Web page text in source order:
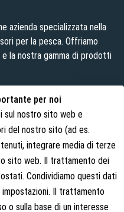
per noi
sul nostro sito web e
del nostro sito (ad es.
integrare media di terze
sito web. Il trattamento dei
Condividiamo questi dati
Il trattamento
o sulla base di un interesse
azienda specializzata nella
per la pesca. Offriamo
la nostra gamma di prodotti
Chi siamo
Chi siamo
Contatti